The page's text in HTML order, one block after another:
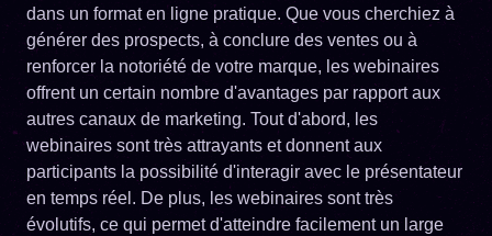
dans un format en ligne pratique. Que vous cherchiez à
générer des prospects, à conclure des ventes ou à
renforcer la notoriété de votre marque, les webinaires
offrent un certain nombre d'avantages par rapport aux
autres canaux de marketing. Tout d'abord, les
webinaires sont très attrayants et donnent aux
participants la possibilité d'interagir avec le présentateur
en temps réel. De plus, les webinaires sont très
évolutifs, ce qui permet d'atteindre facilement un large